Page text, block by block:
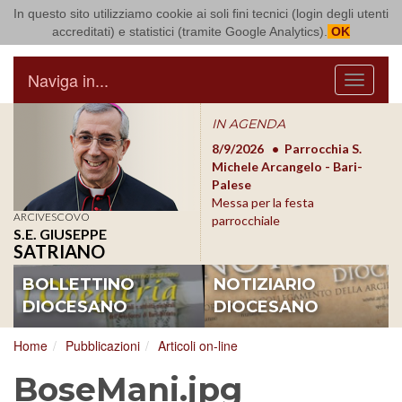
In questo sito utilizziamo cookie ai soli fini tecnici (login degli utenti
accreditati) e statistici (tramite Google Analytics). OK
Arcidiocesi di Bari Bitonto
Menu
Naviga in...
ARCIVESCOVO
S.E. GIUSEPPE
SATRIANO
IN AGENDA
8/17/2026
Conversano
Conferenza Episcopale
Pugliese
8/9/2026
Parrocchia S.
Michele Arcangelo - Bari-
Palese
Messa per la festa
parrocchiale
BOLLETTINO
DIOCESANO
NOTIZIARIO
DIOCESANO
Home Pubblicazioni Articoli on-line
BoseMani.jpg